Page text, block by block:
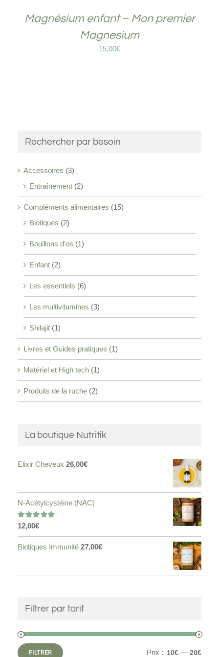
Magnésium enfant – Mon premier
Magnesium
15,00€
Rechercher par besoin
Accessoires (3)
Entraînement (2)
Compléments alimentaires (15)
Biotiques (2)
Bouillons d'os (1)
Enfant (2)
Les essentiels (6)
Les multivitamines (3)
Shilajit (1)
Livres et Guides pratiques (1)
Matériel et High tech (1)
Produits de la ruche (2)
La boutique Nutritik
Elixir Cheveux 26,00€
N-Acétylcystéine (NAC)
Note4.75
12,00€
Biotiques Immunité 27,00€
Filtrer par tarif
FILTRER Prix : 10€ — 20€